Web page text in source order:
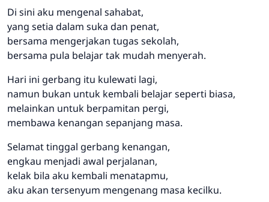
Di sini aku mengenal sahabat,
yang setia dalam suka dan penat,
bersama mengerjakan tugas sekolah,
bersama pula belajar tak mudah menyerah.
Hari ini gerbang itu kulewati lagi,
namun bukan untuk kembali belajar seperti biasa,
melainkan untuk berpamitan pergi,
membawa kenangan sepanjang masa.
Selamat tinggal gerbang kenangan,
engkau menjadi awal perjalanan,
kelak bila aku kembali menatapmu,
aku akan tersenyum mengenang masa kecilku.